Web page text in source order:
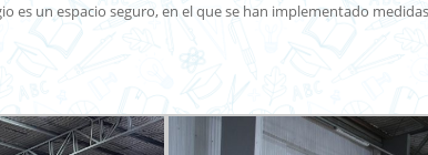
es un espacio seguro, en el que se han implementado